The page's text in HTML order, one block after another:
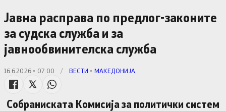
Јавна расправа по предлог-законите
за судска служба и за
јавнообвинителска служба
16.6.2026 • 07:00 / ВЕСТИ • МАКЕДОНИЈА
Собраниската Комисија за политички систем